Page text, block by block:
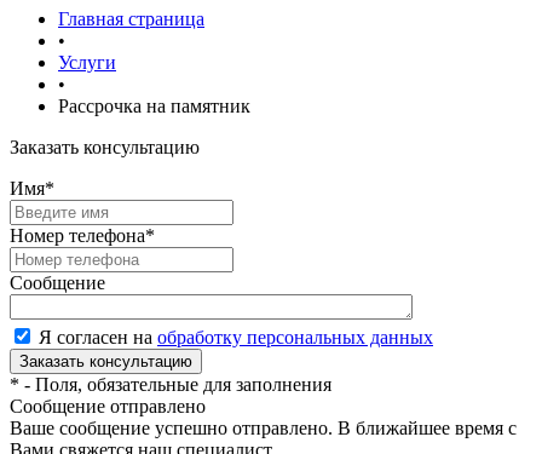
Главная страница
•
Услуги
•
Рассрочка на памятник
Заказать консультацию
Имя*
Номер телефона*
Сообщение
Я согласен на обработку персональных данных
* - Поля, обязательные для заполнения
Сообщение отправлено
Ваше сообщение успешно отправлено. В ближайшее время с